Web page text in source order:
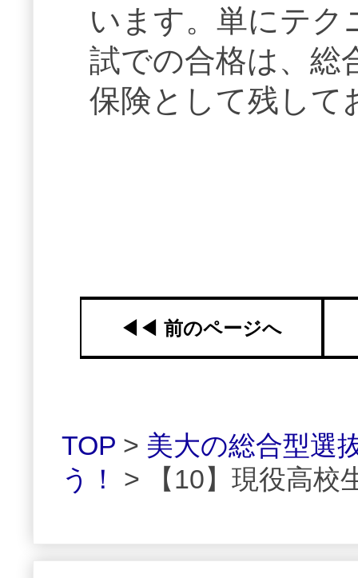
います。単にテク
試での合格は、総
保険として残して
◀︎◀︎ 前のページへ
TOP > 美大の総合型選
う！ > 【10】現役高校